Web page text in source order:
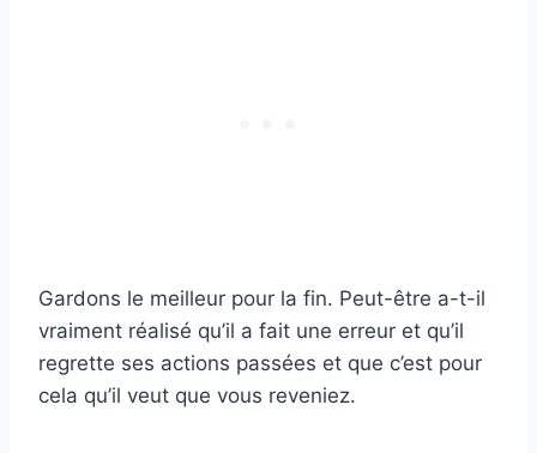
Gardons le meilleur pour la fin. Peut-être a-t-il
vraiment réalisé qu’il a fait une erreur et qu’il
regrette ses actions passées et que c’est pour
cela qu’il veut que vous reveniez.